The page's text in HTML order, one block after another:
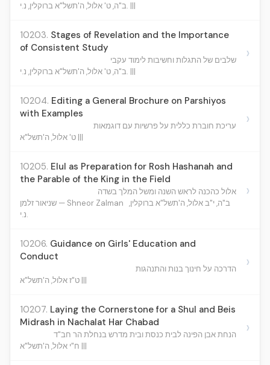
ב"ה, ט' אלול, ה'תשל"א ברוקלין, נ.י. |||
10203. Stages of Revelation and the Importance
of Consistent Study
שלבים של התגלות וחשיבות לימוד עקבי
ב"ה, ט' אלול, ה'תשל"א ברוקלין, נ.י. |||
›
10204. Editing a General Brochure on Parshiyos
with Examples
עריכת חוברת כללית על פרשיות עם דוגמאות
ט' אלול, ה'תשל"א |||
›
10205. Elul as Preparation for Rosh Hashanah and
the Parable of the King in the Field
אלול כהכנה לראש השנה ומשל המלך בשדה
שניאור זלמן — Shneor Zalman ב"ה, י"ב אלול, ה'תשל"א ברוקלין,
נ.י.
›
10206. Guidance on Girls' Education and
Conduct
הדרכה על חינוך בנות והתנהגות
ט"ז אלול, ה'תשל"א |||
›
10207. Laying the Cornerstone for a Shul and Beis
Midrash in Nachalat Har Chabad
הנחת אבן הפינה לבית כנסת ובית מדרש בנחלת הר חב"ד
ח"י אלול, ה'תשל"א |||
›